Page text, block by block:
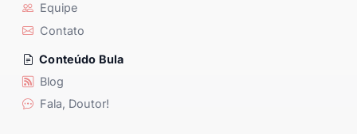
Equipe
Contato
Conteúdo Bula
Blog
Fala, Doutor!